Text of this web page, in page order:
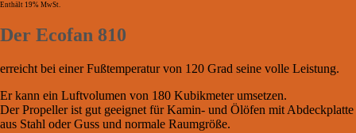
Enthält 19% MwSt.
Der Ecofan 810
erreicht bei einer Fußtemperatur von 120 Grad seine volle Leistung.
Er kann ein Luftvolumen von 180 Kubikmeter umsetzen.
Der Propeller ist gut geeignet für Kamin- und Ölöfen mit Abdeckplatte
aus Stahl oder Guss und normale Raumgröße.